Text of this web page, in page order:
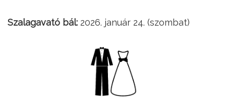
Szalagavató bál: 2026. január 24. (szombat)